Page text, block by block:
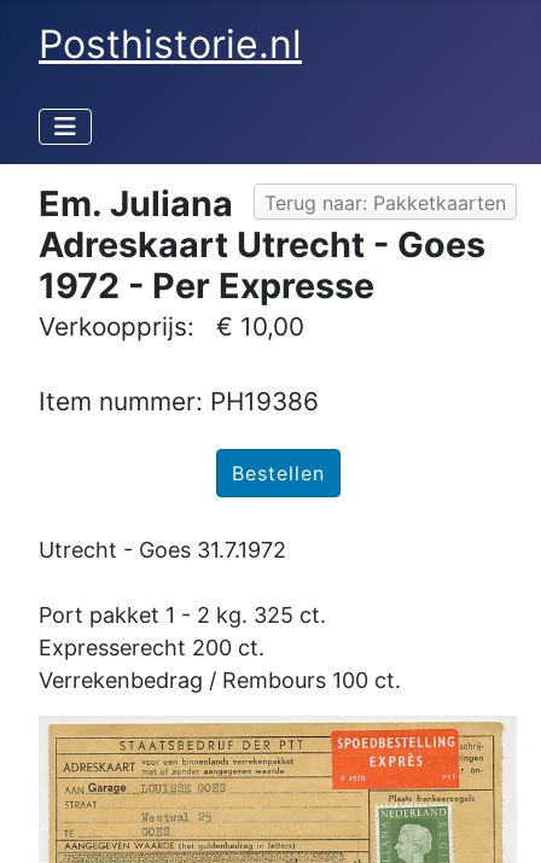
Posthistorie.nl
Terug naar: Pakketkaarten
Em. Juliana
Adreskaart Utrecht - Goes
1972 - Per Expresse
Verkoopprijs: € 10,00
Item nummer: PH19386
Utrecht - Goes 31.7.1972
Port pakket 1 - 2 kg. 325 ct.
Expresserecht 200 ct.
Verrekenbedrag / Rembours 100 ct.